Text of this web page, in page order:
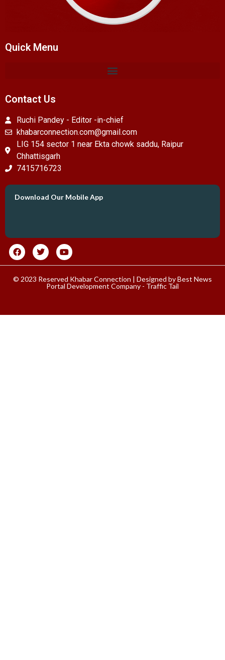
Quick Menu
Contact Us
Ruchi Pandey - Editor -in-chief
khabarconnection.com@gmail.com
LIG 154 sector 1 near Ekta chowk saddu, Raipur
Chhattisgarh
7415716723
Download Our Mobile App
© 2023 Reserved Khabar Connection | Designed byBest News
Portal Development Company - Traffic Tail